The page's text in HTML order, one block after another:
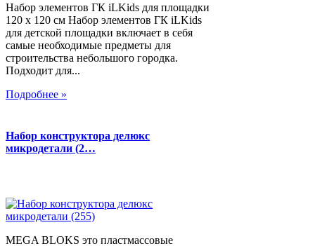
Набор элементов ГК iLKids для площадки
120 х 120 см Набор элементов ГК iLKids
для детской площадки включает в себя
самые необходимые предметы для
строительства небольшого городка.
Подходит для...
Подробнее »
Набор конструктора делюкс
микродетали (2…
MEGA BLOKS это пластмассовые